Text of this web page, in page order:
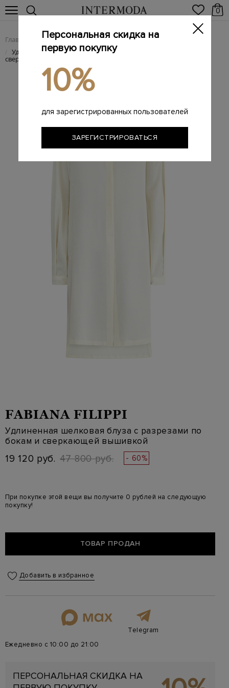
0
Главная Женщинам / Женская одежда / Женские блузы
/ Удлиненная шелковая блуза с разрезами по бокам и
сверкающей вышивкой
FABIANA FILIPPI
Удлиненная шелковая блуза с разрезами по
бокам и сверкающей вышивкой
19 120 руб. 47 800 руб. - 60%
При покупке этой вещи вы получите 0 рублей на следующую
покупку!
ТОВАР ПРОДАН
Добавить в избранное
Telegram
Ежедневно с 10:00 до 21:00
ПЕРСОНАЛЬНАЯ СКИДКА НА
Персональная скидка на
первую покупку
10%
для зарегистрированных пользователей
ЗАРЕГИСТРИРОВАТЬСЯ